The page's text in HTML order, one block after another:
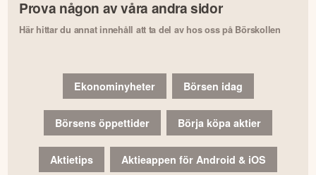
Prova någon av våra andra sidor
Här hittar du annat innehåll att ta del av hos oss på Börskollen
Ekonominyheter Börsen idag
Börsens öppettider Börja köpa aktier
Aktietips Aktieappen för Android & iOS